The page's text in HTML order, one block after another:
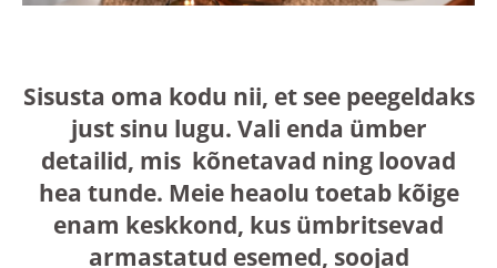
Sisusta oma kodu nii, et see peegeldaks
just sinu lugu. Vali enda ümber
detailid, mis kõnetavad ning loovad
hea tunde. Meie heaolu toetab kõige
enam keskkond, kus ümbritsevad
armastatud esemed, soojad